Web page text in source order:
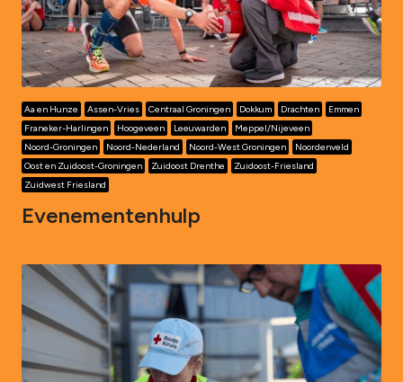
Aa en Hunze Assen-Vries Centraal Groningen Dokkum Drachten
Emmen
Franeker-Harlingen
Hoogeveen Leeuwarden
Meppel/Nijeveen
Noord-Groningen
Noord-Nederland Noord-West Groningen
Noordenveld
Oost en Zuidoost-Groningen
Zuidoost Drenthe
Zuidoost-Friesland
Zuidwest Friesland
Evenementenhulp